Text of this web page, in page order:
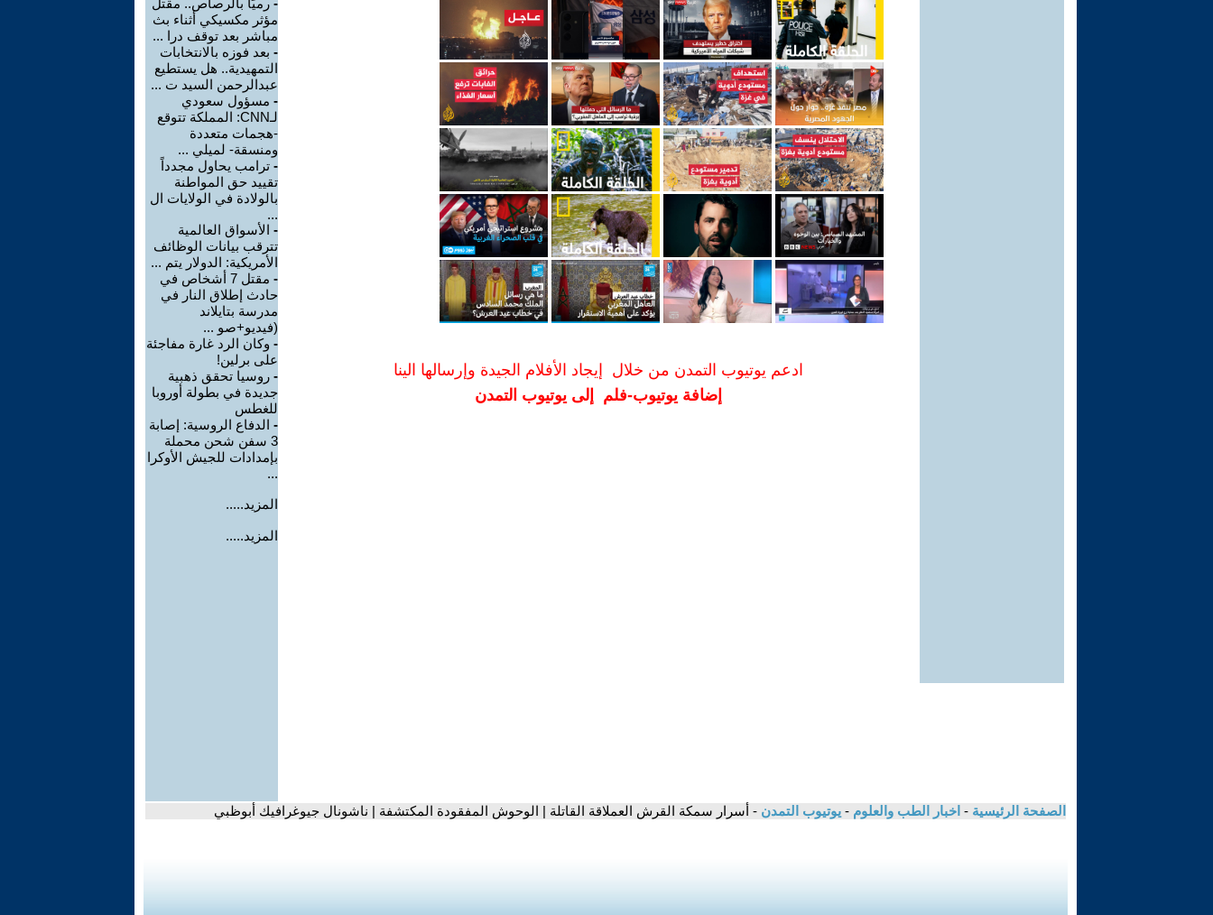
ادعم يوتيوب التمدن من خلال إيجاد الأفلام الجيدة وإرسالها الينا
إضافة يوتيوب-فلم إلى يوتيوب التمدن
- رميًا بالرصاص.. مقتل
مؤثر مكسيكي أثناء بث
مباشر بعد توقف درا ...
- بعد فوزه بالانتخابات
التمهيدية.. هل يستطيع
عبدالرحمن السيد ت ...
- مسؤول سعودي
لـCNN: المملكة تتوقع
-هجمات متعددة
ومنسقة- لميلي ...
- ترامب يحاول مجدداً
تقييد حق المواطنة
بالولادة في الولايات ال
...
- الأسواق العالمية
تترقب بيانات الوظائف
الأمريكية: الدولار يتم ...
-
مقتل 7 أشخاص في
حادث إطلاق النار في
مدرسة بتايلاند
(فيديو+صو ...
- وكان الرد غارة مفاجئة
على برلين!
- روسيا تحقق ذهبية
جديدة في بطولة أوروبا
للغطس
- الدفاع الروسية: إصابة
3 سفن شحن محملة
بإمدادات للجيش الأوكرا
...
المزيد.....
المزيد.....
الصفحة الرئيسية - اخبار الطب والعلوم - يوتيوب التمدن - أسرار سمكة القرش العملاقة القاتلة | الوحوش المفقودة المكتشفة | ناشونال جيوغرافيك أبوظبي